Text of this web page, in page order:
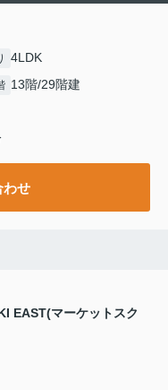
4LDK
13階/29階建
わせ
EAST(マーケットスク